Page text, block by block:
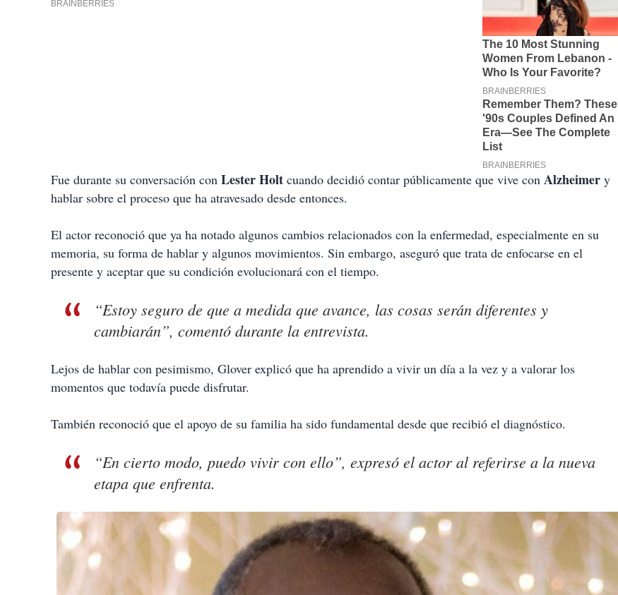
Fue durante su conversación con Lester Holt cuando decidió contar públicamente que vive con Alzheimer y
hablar sobre el proceso que ha atravesado desde entonces.
El actor reconoció que ya ha notado algunos cambios relacionados con la enfermedad, especialmente en su
memoria, su forma de hablar y algunos movimientos. Sin embargo, aseguró que trata de enfocarse en el
presente y aceptar que su condición evolucionará con el tiempo.
“Estoy seguro de que a medida que avance, las cosas serán diferentes y
cambiarán”, comentó durante la entrevista.
Lejos de hablar con pesimismo, Glover explicó que ha aprendido a vivir un día a la vez y a valorar los
momentos que todavía puede disfrutar.
También reconoció que el apoyo de su familia ha sido fundamental desde que recibió el diagnóstico.
“En cierto modo, puedo vivir con ello”, expresó el actor al referirse a la nueva
etapa que enfrenta.